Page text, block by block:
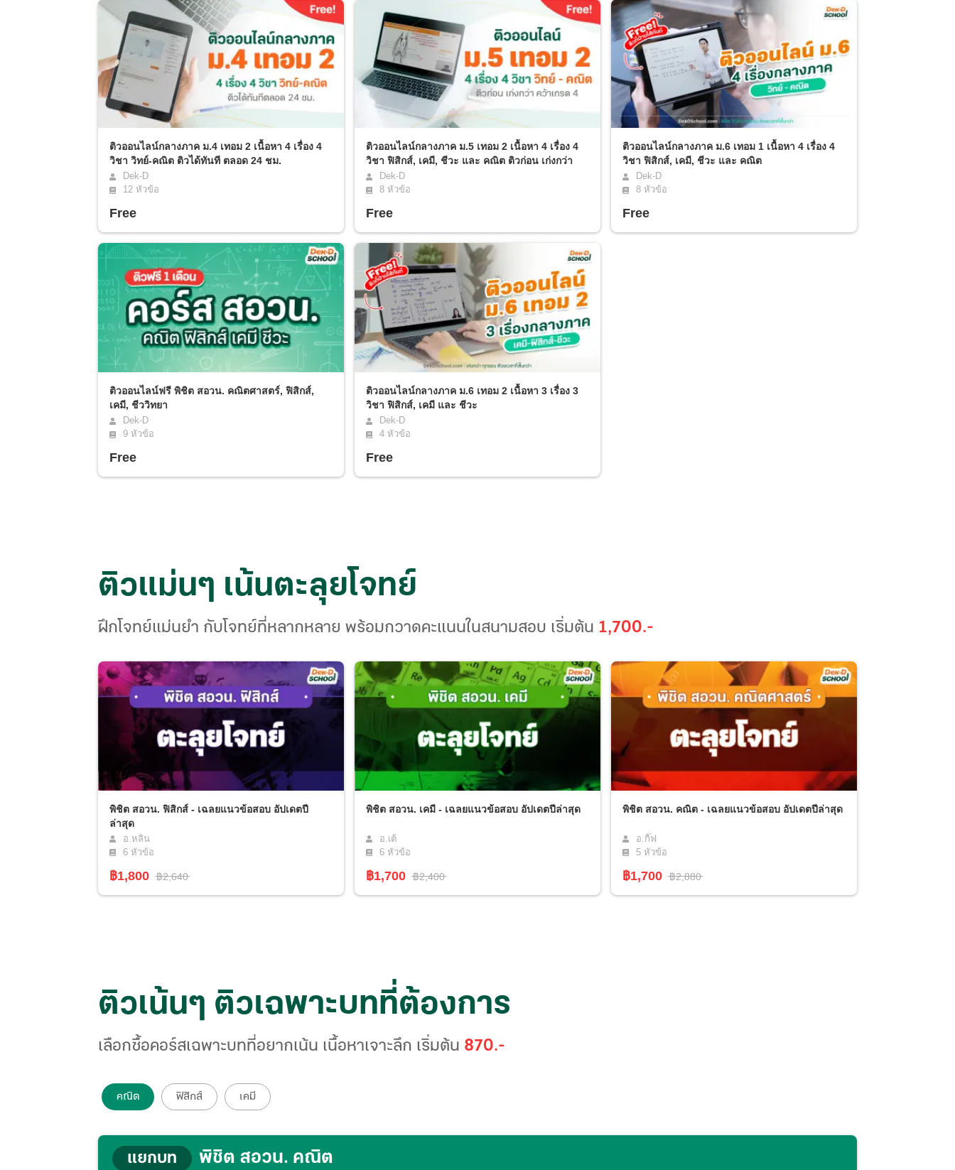
ติวออนไลน์กลางภาค ม.4 เทอม 2 เนื้อหา 4 เรื่อง 4
วิชา วิทย์-คณิต ติวได้ทันที ตลอด 24 ชม.
Dek-D
12หัวข้อ
Free
ติวออนไลน์กลางภาค ม.5 เทอม 2 เนื้อหา 4 เรื่อง 4
วิชา ฟิสิกส์, เคมี, ชีวะ และ คณิต ติวก่อน เก่งกว่า
คว้าเกรด 4
Dek-D
8หัวข้อ
Free
ติวออนไลน์กลางภาค ม.6 เทอม 1 เนื้อหา 4 เรื่อง 4
วิชา ฟิสิกส์, เคมี, ชีวะ และ คณิต
Dek-D
8หัวข้อ
Free
ติวออนไลน์ฟรี พิชิต สอวน. คณิตศาสตร์, ฟิสิกส์,
เคมี, ชีววิทยา
Dek-D
9หัวข้อ
Free
ติวออนไลน์กลางภาค ม.6 เทอม 2 เนื้อหา 3 เรื่อง 3
วิชา ฟิสิกส์, เคมี และ ชีวะ
Dek-D
4หัวข้อ
Free
ติวแม่นๆ เน้นตะลุยโจทย์
ฝึกโจทย์แม่นยำ กับโจทย์ที่หลากหลาย พร้อมกวาดคะแนนในสนามสอบ เริ่มต้น 1,700.-
พิชิต สอวน. ฟิสิกส์ - เฉลยแนวข้อสอบ อัปเดตปี
ล่าสุด
อ.หลิน
6หัวข้อ
฿1,800 ฿2,640
พิชิต สอวน. เคมี - เฉลยแนวข้อสอบ อัปเดตปีล่าสุด
อ.เต้
6หัวข้อ
฿1,700 ฿2,400
พิชิต สอวน. คณิต - เฉลยแนวข้อสอบ อัปเดตปีล่าสุด
อ.กิ๊ฟ
5หัวข้อ
฿1,700 ฿2,880
ติวเน้นๆ ติวเฉพาะบทที่ต้องการ
เลือกซื้อคอร์สเฉพาะบทที่อยากเน้น เนื้อหาเจาะลึก เริ่มต้น 870.-
คณิต ฟิสิกส์ เคมี
แยกบท พิชิต สอวน. คณิต